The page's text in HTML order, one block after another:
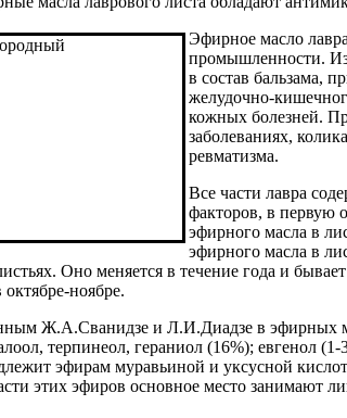
Эфирное масло
промышленности.
в состав бальзама,
желудочно-
кожных болезней.
заболеваниях,
ревматизма.
Все части лавра
факторов, в первую
эфирного масла в
эфирного масла в
Оно меняется в течение года и
октябре-ноябре.
Ж.А.Сванидзе и Л.И.Диадзе в эфирных
терпинеол, гераниол (16%); евгенол
эфирам муравьиной и уксусной
этих эфиров основное место занимают